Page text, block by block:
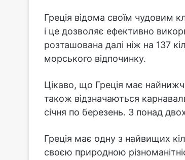
Греція відома своїм чудовим
і це дозволяє ефективно
розташована далі ніж на 137
морського відпочинку.
Цікаво, що Греція має
також відзначаються
січня по березень. З понад
Греція має одну з найвищих
своєю природною